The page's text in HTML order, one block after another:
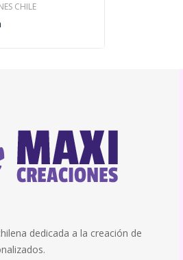
CHILE
dedicada a la creación de